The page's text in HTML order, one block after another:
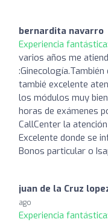
bernardita navarro
Experiencia fantástica:
varios años me
tambié excelente
los módulos muy
horas de exámenes
CallCenter la
Excelente donde se
Bonos particular o
juan de la Cruz
ago
Experiencia fantástica: